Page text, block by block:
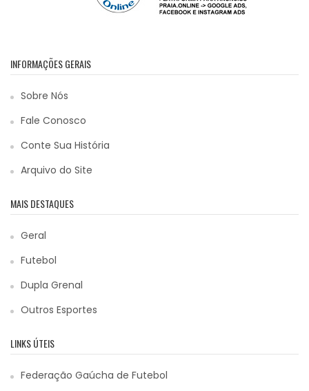
INFORMAÇÕES GERAIS
Sobre Nós
Fale Conosco
Conte Sua História
Arquivo do Site
MAIS DESTAQUES
Geral
Futebol
Dupla Grenal
Outros Esportes
LINKS ÚTEIS
Federação Gaúcha de Futebol